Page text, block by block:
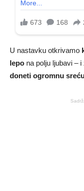
U nastavku otkrivamo
lepo na polju ljubavi –
doneti ogromnu